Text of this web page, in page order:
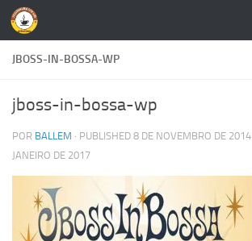
Skip to content
JBOSS-IN-BOSSA-WP
jboss-in-bossa-wp
POR BALLEM · PUBLISHED 8 DE NOVEMBRO DE 2014
JANEIRO DE 2017